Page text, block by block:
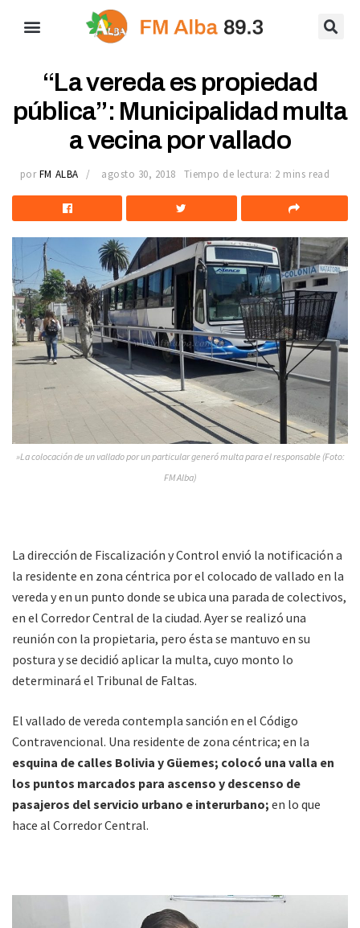
“La vereda es propiedad
pública”: Municipalidad multa
a vecina por vallado
por FM ALBA agosto 30, 2018 Tiempo de lectura: 2 mins read
»La colocación de un vallado por un particular generó multa para el responsable (Foto:
FM Alba)
La dirección de Fiscalización y Control envió la notificación a
la residente en zona céntrica por el colocado de vallado en la
vereda y en un punto donde se ubica una parada de colectivos,
en el Corredor Central de la ciudad. Ayer se realizó una
reunión con la propietaria, pero ésta se mantuvo en su
postura y se decidió aplicar la multa, cuyo monto lo
determinará el Tribunal de Faltas.
El vallado de vereda contempla sanción en el Código
Contravencional. Una residente de zona céntrica; en la
esquina de calles Bolivia y Güemes; colocó una valla en
los puntos marcados para ascenso y descenso de
pasajeros del servicio urbano e interurbano; en lo que
hace al Corredor Central.